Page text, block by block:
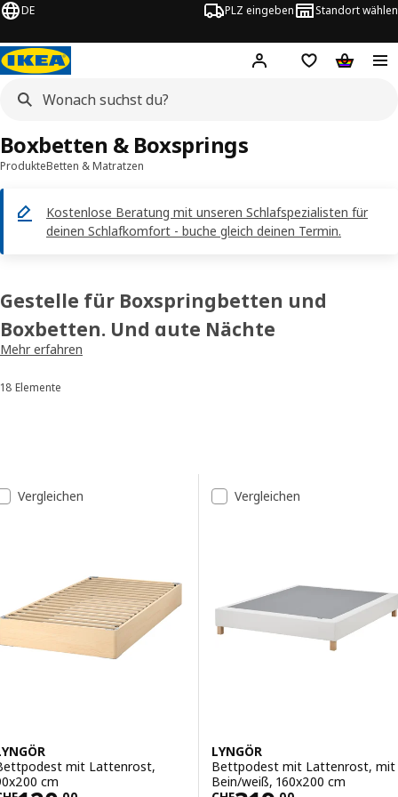
DE PLZ eingeben Standort wählen
Hej! Logge dich ein
Einkaufsliste
ProdukteBetten & Matratzen
Kostenlose Beratung mit unseren Schlafspezialisten für
deinen Schlafkomfort - buche gleich deinen Termin.
Boxbetten & Boxsprings
Gestelle für Boxspringbetten und
Boxbetten. Und gute Nächte
Boxspringbetten und Boxbetten stehen für Komfort und Eleganz.
beim Boxbett ist die Basis ein Lattenrost. Auf die jeweilige
Mehr erfahren
Sortieren und Filtern
18 Elemente
Ergebnis-Liste
Vergleichen
mit Lattenrost,
cm
Vergleichen
LYNGÖR
Bettpodest mit Lattenrost, mit
Bein/weiß, 160x200 cm